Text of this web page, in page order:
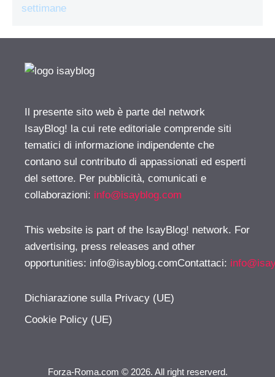
settimane
Il presente sito web è parte del network
IsayBlog! la cui rete editoriale comprende siti
tematici di informazione indipendente che
contano sul contributo di appassionati ed esperti
del settore. Per pubblicità, comunicati e
collaborazioni: info@isayblog.com
This website is part of the IsayBlog! network. For
advertising, press releases and other
opportunities: info@isayblog.comContattaci:
Dichiarazione sulla Privacy (UE)
Cookie Policy (UE)
Forza-Roma.com © 2026. All right reserverd.